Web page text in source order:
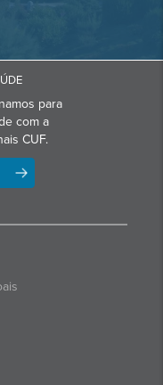
para
com a
CUF.